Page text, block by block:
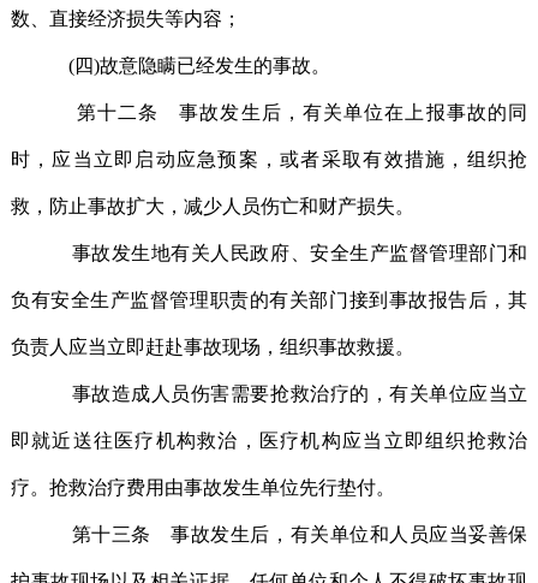
数、直接经济损失等内容；
(四)故意隐瞒已经发生的事故。
第十二条 事故发生后，有关单位在上报事故的同
时，应当立即启动应急预案，或者采取有效措施，组织抢
救，防止事故扩大，减少人员伤亡和财产损失。
事故发生地有关人民政府、安全生产监督管理部门和
负有安全生产监督管理职责的有关部门接到事故报告后，其
负责人应当立即赶赴事故现场，组织事故救援。
事故造成人员伤害需要抢救治疗的，有关单位应当立
即就近送往医疗机构救治，医疗机构应当立即组织抢救治
疗。抢救治疗费用由事故发生单位先行垫付。
第十三条 事故发生后，有关单位和人员应当妥善保